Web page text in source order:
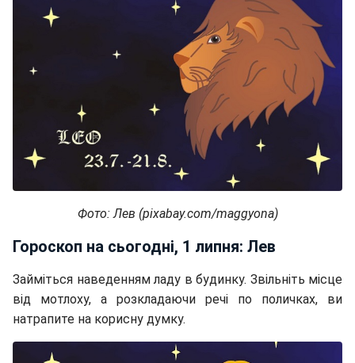
Фото: Лев (pixabay.com/maggyona)
Гороскоп на сьогодні, 1 липня: Лев
Займіться наведенням ладу в будинку. Звільніть місце
від мотлоху, а розкладаючи речі по поличках, ви
натрапите на корисну думку.